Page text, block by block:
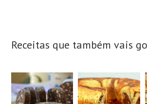
Receitas que também vais